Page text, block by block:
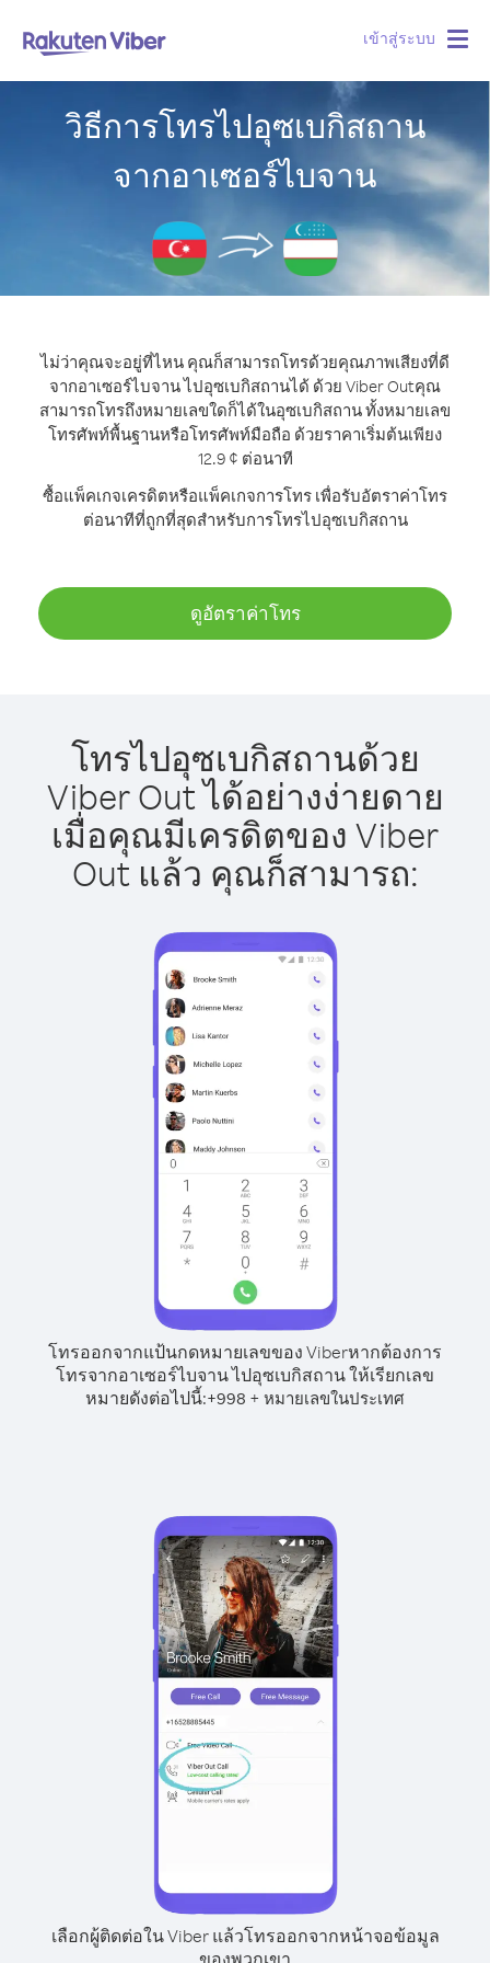
เข้าสู่ระบบ
วิธีการโทรไปอุซเบกิสถาน
จากอาเซอร์ไบจาน
ไม่ว่าคุณจะอยู่ที่ไหน คุณก็สามารถโทรด้วยคุณภาพเสียงที่ดี
จากอาเซอร์ไบจาน ไปอุซเบกิสถานได้ ด้วย Viber Outคุณ
สามารถโทรถึงหมายเลขใดก็ได้ในอุซเบกิสถาน ทั้งหมายเลข
โทรศัพท์พื้นฐานหรือโทรศัพท์มือถือ ด้วยราคาเริ่มต้นเพียง
12.9 ¢ ต่อนาที
ซื้อแพ็คเกจเครดิตหรือแพ็คเกจการโทร เพื่อรับอัตราค่าโทร
ต่อนาทีที่ถูกที่สุดสำหรับการโทรไปอุซเบกิสถาน
ดูอัตราค่าโทร
โทรไปอุซเบกิสถานด้วย
Viber Out ได้อย่างง่ายดาย
เมื่อคุณมีเครดิตของ Viber
Out แล้ว คุณก็สามารถ:
โทรออกจากแป้นกดหมายเลขของ Viberหากต้องการ
โทรจากอาเซอร์ไบจาน ไปอุซเบกิสถาน ให้เรียกเลข
หมายดังต่อไปนี้:+998 + หมายเลขในประเทศ
เลือกผู้ติดต่อใน Viber แล้วโทรออกจากหน้าจอข้อมูล
ของพวกเขา